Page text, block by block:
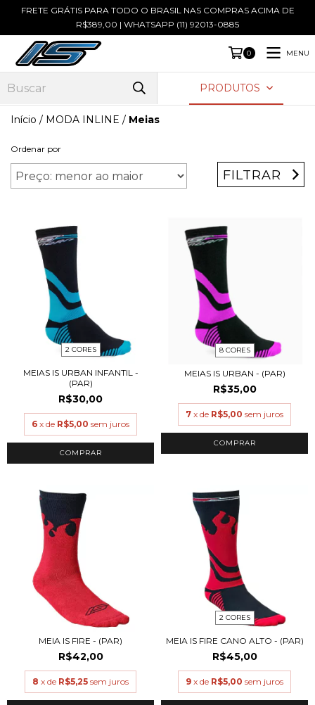
FRETE GRÁTIS PARA TODO O BRASIL NAS COMPRAS ACIMA DE
R$389,00 | WHATSAPP (11) 92013-0885
0 MENU
PRODUTOS
Início / MODA INLINE / Meias
Ordenar por
FILTRAR
2 CORES
MEIAS IS URBAN INFANTIL -
(PAR)
R$30,00
6 x de R$5,00 sem juros
COMPRAR
8 CORES
MEIAS IS URBAN - (PAR)
R$35,00
7 x de R$5,00 sem juros
COMPRAR
MEIA IS FIRE - (PAR)
R$42,00
8 x de R$5,25 sem juros
2 CORES
MEIA IS FIRE CANO ALTO - (PAR)
R$45,00
9 x de R$5,00 sem juros